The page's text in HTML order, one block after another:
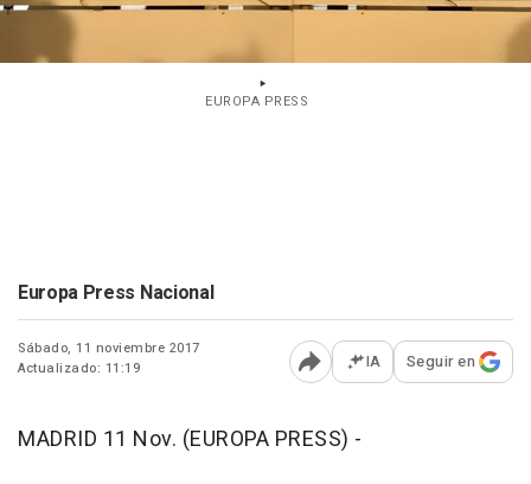
EUROPA PRESS
Europa Press Nacional
Sábado, 11 noviembre 2017
Actualizado: 11:19
Abrir opciones para
IA Seguir en
MADRID 11 Nov. (EUROPA PRESS) -